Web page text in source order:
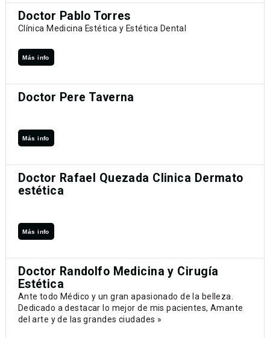
Doctor Pablo Torres
Clínica Medicina Estética y Estética Dental
Más info
Doctor Pere Taverna
Más info
Doctor Rafael Quezada Clinica Dermato
estética
Más info
Doctor Randolfo Medicina y Cirugía
Estética
Ante todo Médico y un gran apasionado de la belleza.
Dedicado a destacar lo mejor de mis pacientes, Amante
del arte y de las grandes ciudades »